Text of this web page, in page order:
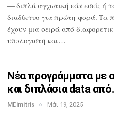
— διπλά αγχωτική εάν εσείς ή
διαδίκτυο για πρώτη φορά. Τα
έχουν μια σειρά από
υπολογιστή και…
Νέα προγράμματα με
και διπλάσια data
MDimitris Μάι 19, 2025